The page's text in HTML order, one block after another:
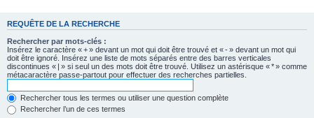
REQUÊTE DE LA RECHERCHE
Rechercher par mots-clés :
Insérez le caractère « + » devant un mot qui doit être trouvé et « - » devant un mot qui
doit être ignoré. Insérez une liste de mots séparés entre des barres verticales
discontinues « | » si seul un des mots doit être trouvé. Utilisez un astérisque « * » comme
métacaractère passe-partout pour effectuer des recherches partielles.
Rechercher tous les termes ou utiliser une question complète
Rechercher l’un de ces termes